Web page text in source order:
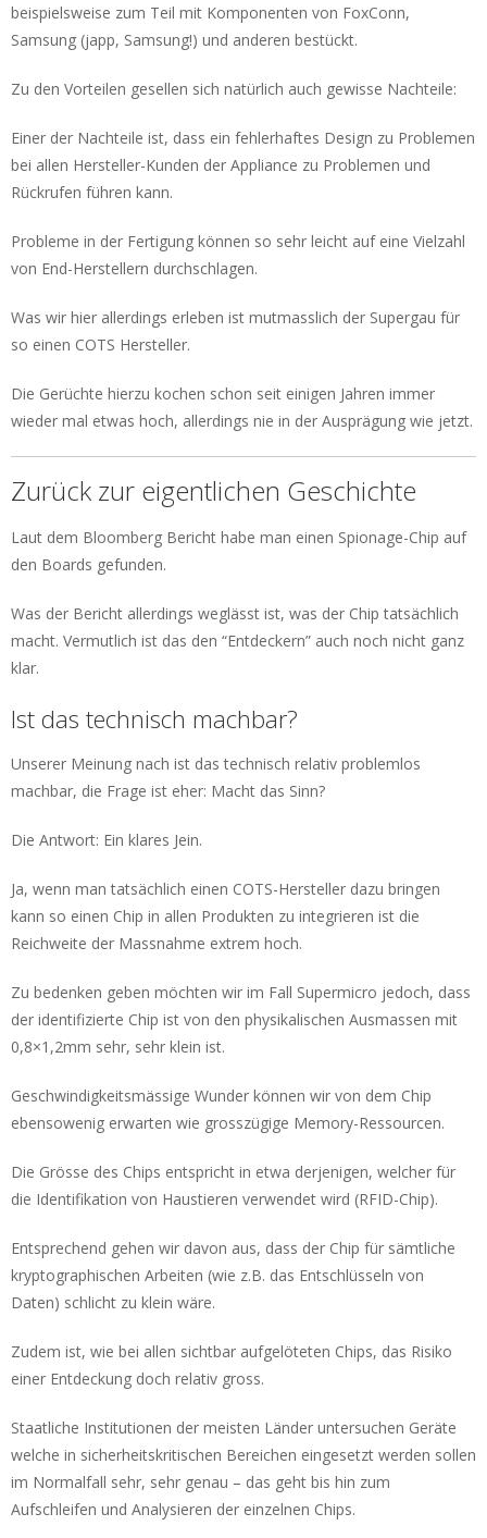
beispielsweise zum Teil mit Komponenten von FoxConn,
Samsung (japp, Samsung!) und anderen bestückt.
Zu den Vorteilen gesellen sich natürlich auch gewisse Nachteile:
Einer der Nachteile ist, dass ein fehlerhaftes Design zu Problemen
bei allen Hersteller-Kunden der Appliance zu Problemen und
Rückrufen führen kann.
Probleme in der Fertigung können so sehr leicht auf eine Vielzahl
von End-Herstellern durchschlagen.
Was wir hier allerdings erleben ist mutmasslich der Supergau für
so einen COTS Hersteller.
Die Gerüchte hierzu kochen schon seit einigen Jahren immer
wieder mal etwas hoch, allerdings nie in der Ausprägung wie jetzt.
Zurück zur eigentlichen Geschichte
Laut dem Bloomberg Bericht habe man einen Spionage-Chip auf
den Boards gefunden.
Was der Bericht allerdings weglässt ist, was der Chip tatsächlich
macht. Vermutlich ist das den “Entdeckern” auch noch nicht ganz
klar.
Ist das technisch machbar?
Unserer Meinung nach ist das technisch relativ problemlos
machbar, die Frage ist eher: Macht das Sinn?
Die Antwort: Ein klares Jein.
Ja, wenn man tatsächlich einen COTS-Hersteller dazu bringen
kann so einen Chip in allen Produkten zu integrieren ist die
Reichweite der Massnahme extrem hoch.
Zu bedenken geben möchten wir im Fall Supermicro jedoch, dass
der identifizierte Chip ist von den physikalischen Ausmassen mit
0,8×1,2mm sehr, sehr klein ist.
Geschwindigkeitsmässige Wunder können wir von dem Chip
ebensowenig erwarten wie grosszügige Memory-Ressourcen.
Die Grösse des Chips entspricht in etwa derjenigen, welcher für
die Identifikation von Haustieren verwendet wird (RFID-Chip).
Entsprechend gehen wir davon aus, dass der Chip für sämtliche
kryptographischen Arbeiten (wie z.B. das Entschlüsseln von
Daten) schlicht zu klein wäre.
Zudem ist, wie bei allen sichtbar aufgelöteten Chips, das Risiko
einer Entdeckung doch relativ gross.
Staatliche Institutionen der meisten Länder untersuchen Geräte
welche in sicherheitskritischen Bereichen eingesetzt werden sollen
im Normalfall sehr, sehr genau – das geht bis hin zum
Aufschleifen und Analysieren der einzelnen Chips.